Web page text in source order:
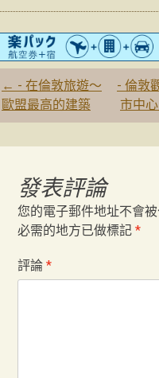
文
章
導
← - 在倫敦旅遊〜
歐盟最高的建築
- 倫敦
市中
發表評論
您的電子郵件地址不會被
必需的地方已做標記 *
評論 *